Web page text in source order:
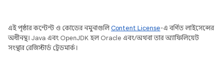
এই পৃষ্ঠার কন্টেন্ট ও কোডের নমুনাগুলিContent License-এ বর্ণিত লাইসেন্সের
অধীনস্থ। Java এবং OpenJDK হল Oracle এবং/অথবা তার অ্যাফিলিয়েট
সংস্থার রেজিস্টার্ড ট্রেডমার্ক।